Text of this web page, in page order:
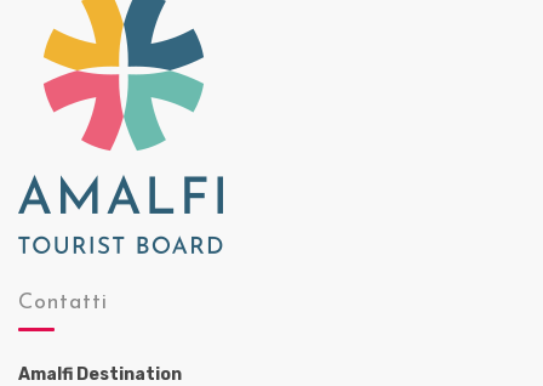
Contatti
Amalfi Destination